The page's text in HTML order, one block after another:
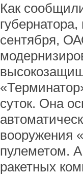
Как
сентября,
суток. Она
вооружения
пулеметом.
ракетных